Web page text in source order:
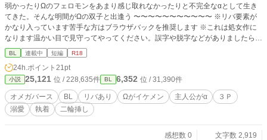
弱かったりΩのフェロモンをあまり感じ取れなかったりと不完全なαとして生き
てきた。そんな明間がΩの双子と出逢う 〜〜〜〜〜〜〜〜〜〜〜 ※リバ要素が
かなり入っています苦手な方はブラウザバックを推奨します ※これは処女作に
なります温かい目で見守ってやってください。誤字や脱字などがありましたら教
えてくださると有り難いです
BL 連載中 短編 R18
24h.ポイント 21pt
小説 25,121 位 / 228,635件 BL 6,352 位 / 31,390件
オメガバース BL リバあり Ωがイケメン 主人公がα
３Ｐ
溺愛
執着 二輪挿し
感想数 0
文字数 2,919